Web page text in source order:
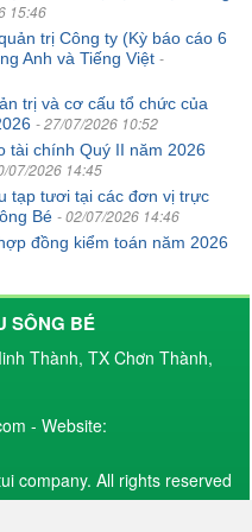
15:46
trị Công ty (Kỳ báo cáo 6
Anh và Tiếng Việt -
trị và cơ cấu tổ chức của
- 27/07/2026 10:52
tài chính Quý II năm 2026
07/2026 14:45
tạp tươi tại các đơn vị trực
Bé - 02/07/2026 14:46
đồng kiểm toán năm 2026
SÔNG BÉ
Thành, TX Chơn Thành,
- Website:
company. All rights reserved